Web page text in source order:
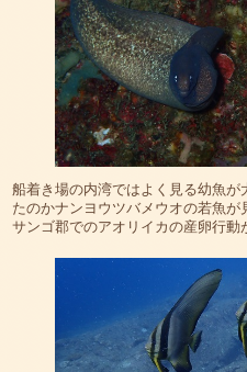
船着き場の内湾ではよく見る幼魚が
たのかナンヨウツバメウオの若魚
サンゴ郡でのアオリイカの産卵行動